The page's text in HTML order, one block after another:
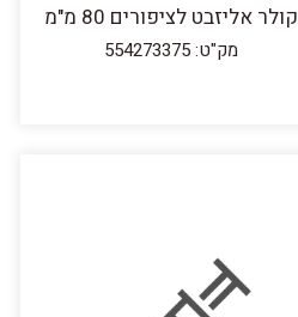
קולר אליזבט לציפורים 80 מ"מ
מק"ט: 554273375